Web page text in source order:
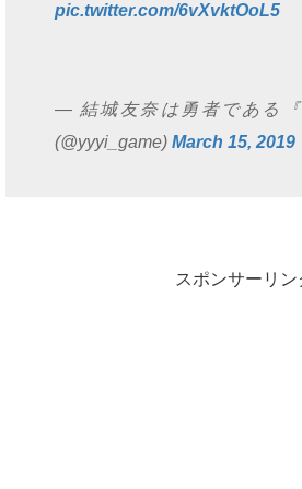
pic.twitter.com/6vXvktOoL5
— 結城友奈は勇者である
(@yyyi_game) March 15, 2019
スポンサーリン